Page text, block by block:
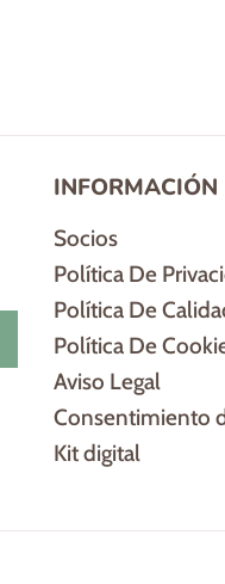
INFORMACIÓN
Socios
Política De
Política De
Política De
Aviso Legal
Consentimiento
Kit digital